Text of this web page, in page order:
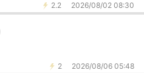
2.2 2026/08/02 08:30
2 2026/08/06 05:48